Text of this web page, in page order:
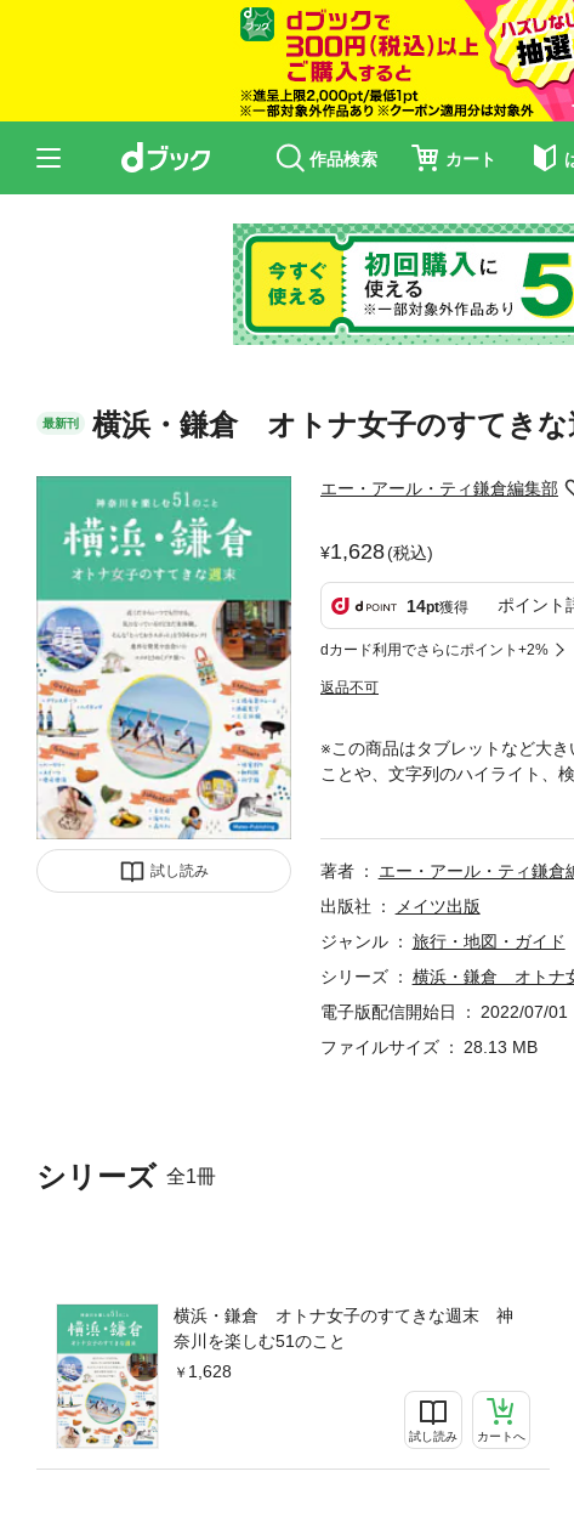
作品検索 カート
最新刊 横浜・鎌倉 オトナ女子のすてき
試し読み
エー・アール・ティ鎌倉編集部
1,628(税込)
14pt獲得 ポイント
dカード利用でさらにポイント+2%
返品不可
シリーズ 全1冊
横浜・鎌倉 オトナ女子のすてきな週末 神
奈川を楽しむ51のこと
1,628
試し読み カートへ
※この商品はタブレットなど大
ことや、文字列のハイライト、
気になっているけどまだ未経験
くないけれど、ちょっとしたお
っと足を延ばして楽しむ５１の
たい」「やりたい」を叶える
みたい、体験したい、味わいた
３ 店名、施設名、スポットお
ージ番号そのページに地図が無
味わいたい等のスポットを「横
う◎Ｅｘｐｅｒｉｅｎｃｅ ３知
だけのコンシェルジュ！◎Ｅｘ
かまぼこの里」で、かまぼこ
ｅｒｉｅｎｃｅ ２３ゆったり
著者
エー・アール・ティ鎌倉
出版社
メイツ出版
ジャンル
旅行・地図・ガイド
シリーズ
横浜・鎌倉 オトナ
電子版配信開始日
2022/07/01
ファイルサイズ
28.13 MB